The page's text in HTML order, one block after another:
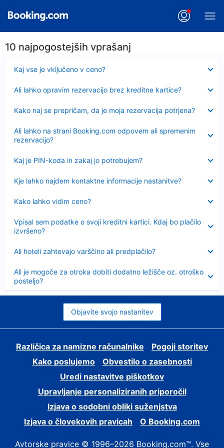
10 najpogostejših vprašanj
Kaj vse je vključeno v ceno?
Ali lahko opravim rezervacijo brez kreditne kartice?
Kako naj se prepričam, da je moja rezervacija potrjena?
Ali lahko na strani Booking.com odpovem ali spremenim
rezervacijo?
Kaj je PIN-koda in zakaj jo potrebujem?
Kje lahko najdem kontaktne informacije nastanitve?
Kako lahko vidim ceno?
Vpisal sem podatke o svoji kreditni kartici. Kdaj bo plačilo
izvršeno?
Ali hoteli zahtevajo varščino ali predplačilo?
Ali je mogoče za otroka dobiti dodatno ležišče oz. otroško
posteljo?
Objavite svojo nastanitev
Različica za namizne računalnike
Pogoji storitev
Kako poslujemo
Obvestilo o zasebnosti
Uredi nastavitve piškotkov
Upravljanje personaliziranih priporočil
Izjava o sodobni obliki suženjstva
Izjava o človekovih pravicah
O Booking.com
Avtorske pravice © 1996–2026 Booking.com™. Vse